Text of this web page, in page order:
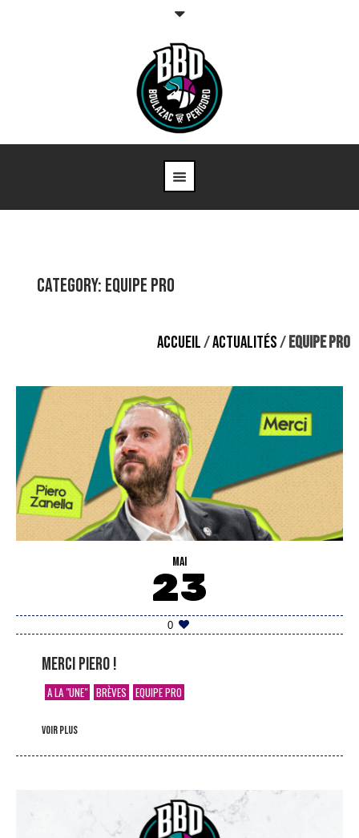
Category: Equipe Pro
ACCUEIL/ACTUALITÉS/ EQUIPE PRO
MAI
23
0
Merci Piero !
A LA "UNE" BRÈVES EQUIPE PRO
voir plus